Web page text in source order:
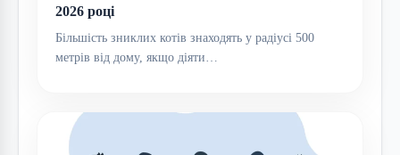
2026 році
Більшість зниклих котів знаходять у радіусі 500
метрів від дому, якщо діяти…